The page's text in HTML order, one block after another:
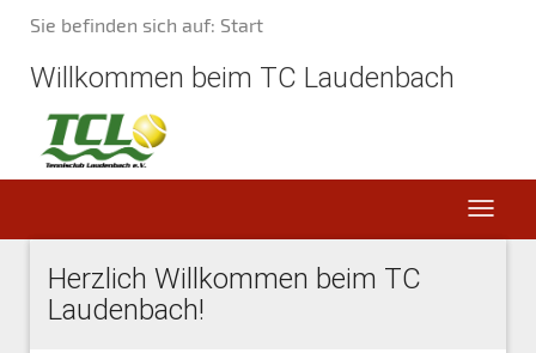
Sie befinden sich auf: Start
Willkommen beim TC Laudenbach
Herzlich Willkommen beim TC
Laudenbach!